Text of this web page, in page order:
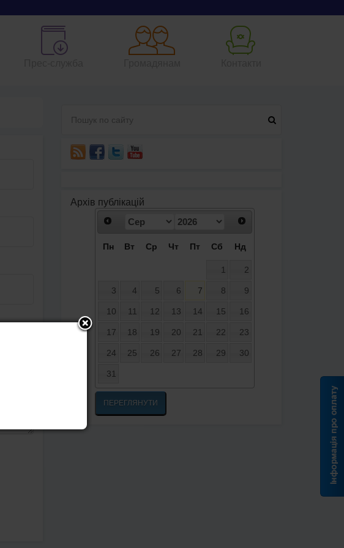
Архів публікацій
Пн Вт Ср Чт Пт Сб Нд
1 2
3 4 5 6 7 8 9
10 11 12 13 14 15 16
17 18 19 20 21 22 23
24 25 26 27 28 29 30
31
ПЕРЕГЛЯНУТИ